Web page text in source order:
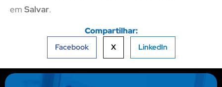
em Salvar.
Compartilhar:
Facebook X LinkedIn